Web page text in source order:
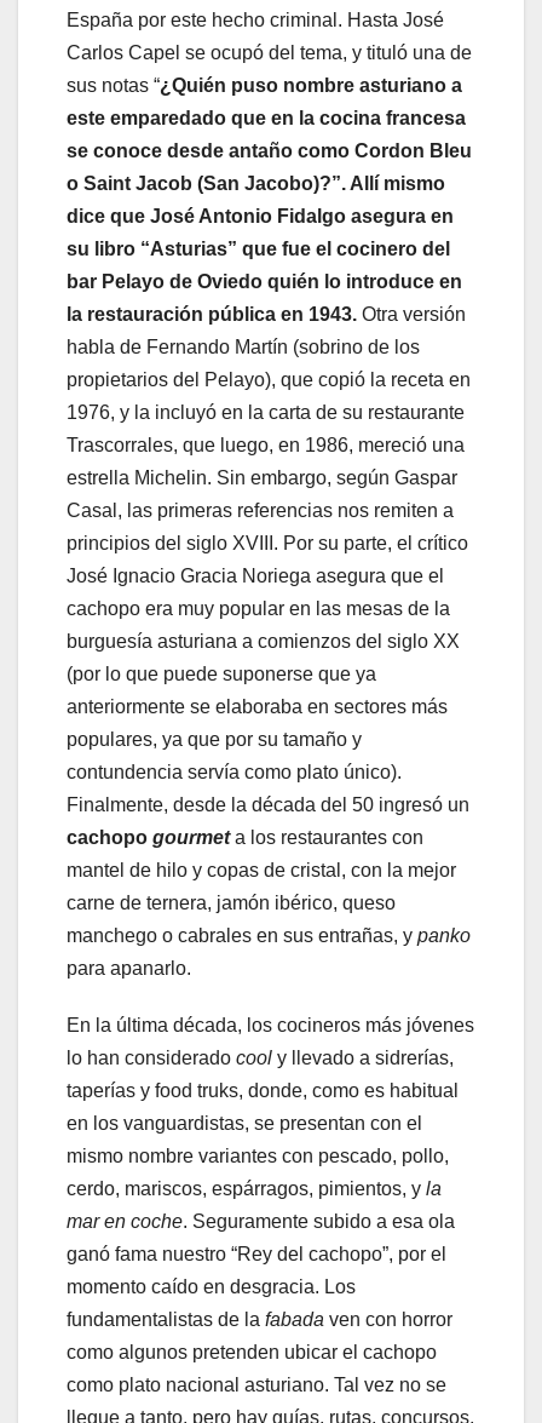
España por este hecho criminal. Hasta José
Carlos Capel se ocupó del tema, y tituló una de
sus notas “¿Quién puso nombre asturiano a
este emparedado que en la cocina francesa
se conoce desde antaño como Cordon Bleu
o Saint Jacob (San Jacobo)?”. Allí mismo
dice que José Antonio Fidalgo asegura en
su libro “Asturias” que fue el cocinero del
bar Pelayo de Oviedo quién lo introduce en
la restauración pública en 1943. Otra versión
habla de Fernando Martín (sobrino de los
propietarios del Pelayo), que copió la receta en
1976, y la incluyó en la carta de su restaurante
Trascorrales, que luego, en 1986, mereció una
estrella Michelin. Sin embargo, según Gaspar
Casal, las primeras referencias nos remiten a
principios del siglo XVIII. Por su parte, el crítico
José Ignacio Gracia Noriega asegura que el
cachopo era muy popular en las mesas de la
burguesía asturiana a comienzos del siglo XX
(por lo que puede suponerse que ya
anteriormente se elaboraba en sectores más
populares, ya que por su tamaño y
contundencia servía como plato único).
Finalmente, desde la década del 50 ingresó un
cachopo gourmeta los restaurantes con
mantel de hilo y copas de cristal, con la mejor
carne de ternera, jamón ibérico, queso
manchego o cabrales en sus entrañas, y panko
para apanarlo.
En la última década, los cocineros más jóvenes
lo han considerado cool y llevado a sidrerías,
taperías y food truks, donde, como es habitual
en los vanguardistas, se presentan con el
mismo nombre variantes con pescado, pollo,
cerdo, mariscos, espárragos, pimientos, y la
mar en coche. Seguramente subido a esa ola
ganó fama nuestro “Rey del cachopo”, por el
momento caído en desgracia. Los
fundamentalistas de la fabada ven con horror
como algunos pretenden ubicar el cachopo
como plato nacional asturiano. Tal vez no se
llegue a tanto, pero hay guías, rutas, concursos,